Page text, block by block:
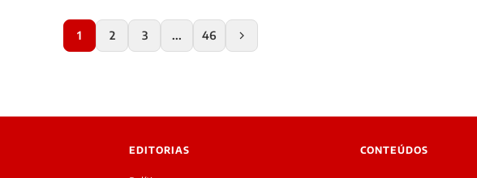
1 2 3 ... 46
EDITORIAS CONTEÚDOS